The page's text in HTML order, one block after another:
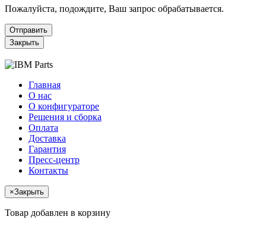
Пожалуйста, подождите, Ваш запрос обрабатывается.
Отправить
Закрыть
Главная
О нас
О конфигураторе
Решения и сборка
Оплата
Доставка
Гарантия
Пресс-центр
Контакты
×Закрыть
Товар добавлен в корзину